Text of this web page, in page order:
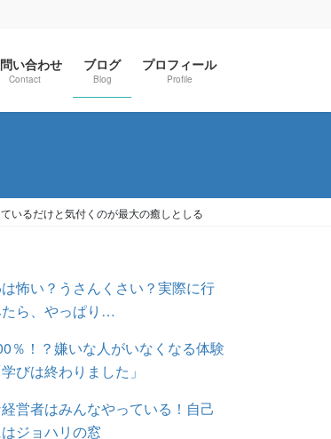
い合わせ
Contact
ブログ
Blog
プロフィール
Profile
いるだけと気付くのが最大の癒しとしる
怖い？うさんくさい？実際に行
たら、やっぱり…
％！？嫌いな人がいなくなる体験
びは終わりました」
営者はみんなやっている！自己
ジョハリの窓